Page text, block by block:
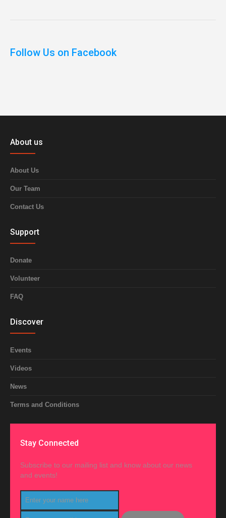
Follow Us on Facebook
About us
About Us
Our Team
Contact Us
Support
Donate
Volunteer
FAQ
Discover
Events
Videos
News
Terms and Conditions
Stay Connected
Subscribe to our mailing list and know about our news
and events!